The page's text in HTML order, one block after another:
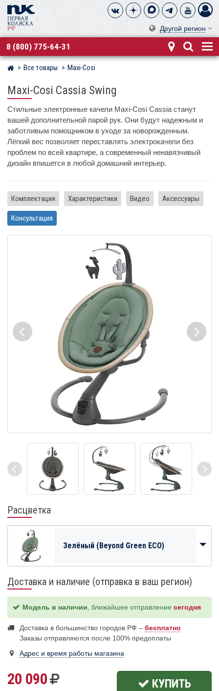
Другой регион
8 (800) 775-64-31
Магазин детских колясок
Все товары Maxi-Cosi
Maxi-Cosi Cassia Swing
Стильные электронные качели Maxi-Cosi Cassia станут
вашей дополнительной парой рук. Они будут надежным и
заботливым помощником в уходе за новорожденным.
Лёгкий вес позволяет переставлять электрокачели без
проблем по всей квартире, а современный ненавязчивый
дизайн впишется в любой домашний интерьер.
Комплектация Характеристики Видео Аксессуары
Консультация
Расцветка
Зелёный (Beyond Green ECO)
Доставка и наличие (отправка в ваш регион)
Модель в наличии , ближайшее отправление сегодня
Доставка в большинство городов РФ – бесплатно
Заказы отправляются после 100% предоплаты
Адрес и время работы магазина
20 090 КУПИТЬ